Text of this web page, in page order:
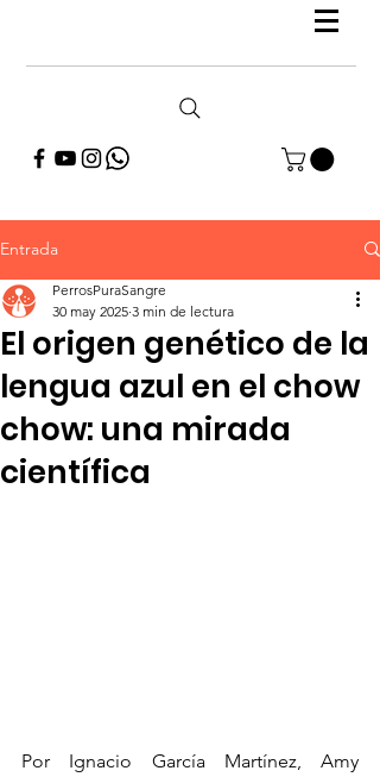
Entrada
El origen genético de la
lengua azul en el chow
chow: una mirada
científica
PerrosPuraSangre
30 may 2025 3 min de lectura
Por Ignacio García Martínez, Amy